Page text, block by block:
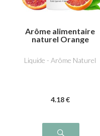
Arôme alimentaire
naturel Orange
Liquide - Arôme Naturel
4.18 €